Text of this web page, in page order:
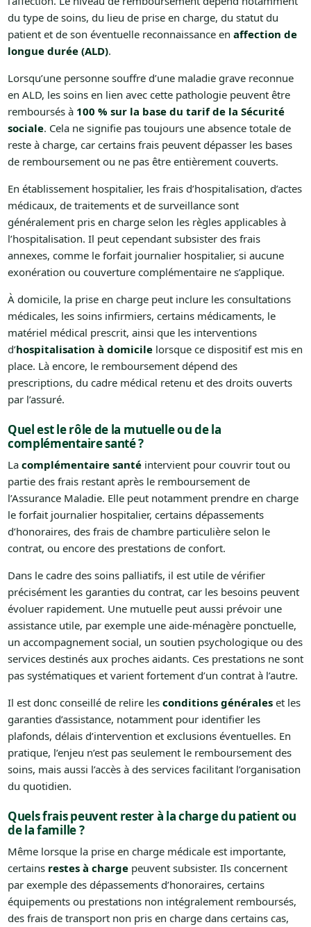
du type de soins, du lieu de prise en charge, du statut du
patient et de son éventuelle reconnaissance en affection de
longue durée (ALD).
Lorsqu’une personne souffre d’une maladie grave reconnue
en ALD, les soins en lien avec cette pathologie peuvent être
remboursés à 100 % sur la base du tarif de la Sécurité
sociale. Cela ne signifie pas toujours une absence totale de
reste à charge, car certains frais peuvent dépasser les bases
de remboursement ou ne pas être entièrement couverts.
En établissement hospitalier, les frais d’hospitalisation, d’actes
médicaux, de traitements et de surveillance sont
généralement pris en charge selon les règles applicables à
l’hospitalisation. Il peut cependant subsister des frais
annexes, comme le forfait journalier hospitalier, si aucune
exonération ou couverture complémentaire ne s’applique.
À domicile, la prise en charge peut inclure les consultations
médicales, les soins infirmiers, certains médicaments, le
matériel médical prescrit, ainsi que les interventions
d’hospitalisation à domicilelorsque ce dispositif est mis en
place. Là encore, le remboursement dépend des
prescriptions, du cadre médical retenu et des droits ouverts
par l’assuré.
Quel est le rôle de la mutuelle ou de la
complémentaire santé ?
La complémentaire santéintervient pour couvrir tout ou
partie des frais restant après le remboursement de
l’Assurance Maladie. Elle peut notamment prendre en charge
le forfait journalier hospitalier, certains dépassements
d’honoraires, des frais de chambre particulière selon le
contrat, ou encore des prestations de confort.
Dans le cadre des soins palliatifs, il est utile de vérifier
précisément les garanties du contrat, car les besoins peuvent
évoluer rapidement. Une mutuelle peut aussi prévoir une
assistance utile, par exemple une aide-ménagère ponctuelle,
un accompagnement social, un soutien psychologique ou des
services destinés aux proches aidants. Ces prestations ne sont
pas systématiques et varient fortement d’un contrat à l’autre.
Il est donc conseillé de relire les conditions généraleset les
garanties d’assistance, notamment pour identifier les
plafonds, délais d’intervention et exclusions éventuelles. En
pratique, l’enjeu n’est pas seulement le remboursement des
soins, mais aussi l’accès à des services facilitant l’organisation
du quotidien.
Quels frais peuvent rester à la charge du patient ou
de la famille ?
Même lorsque la prise en charge médicale est importante,
certains restes à chargepeuvent subsister. Ils concernent
par exemple des dépassements d’honoraires, certains
équipements ou prestations non intégralement remboursés,
des frais de transport non pris en charge dans certains cas,